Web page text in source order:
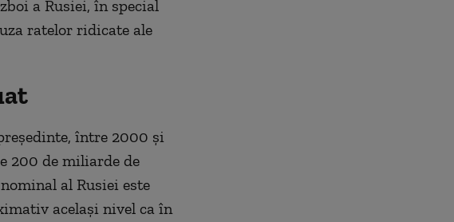
a Rusiei, în special
ratelor ridicate ale
între 2000 şi
200 de miliarde de
al Rusiei este
acelaşi nivel ca în